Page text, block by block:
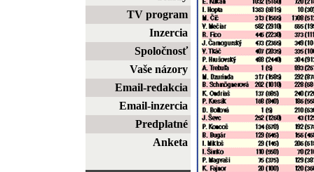
TV program
Inzercia
Spoločnosť
Vaše názory
Email-redakcia
Email-inzercia
Predplatné
Anketa